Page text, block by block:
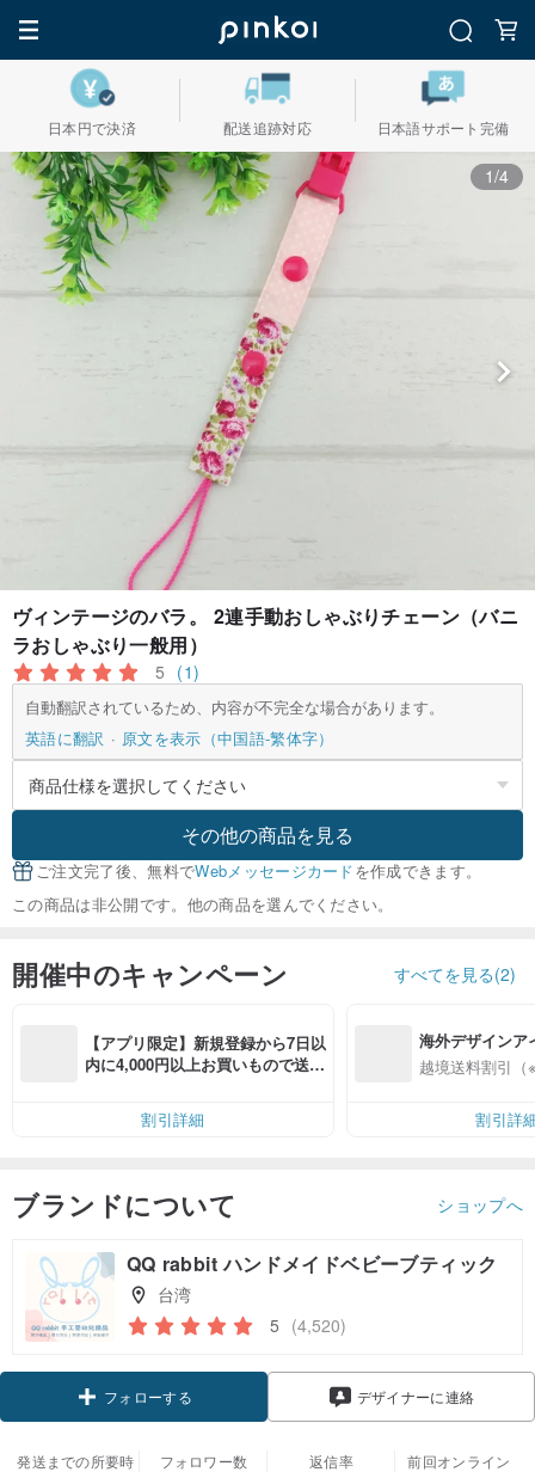
日本円で決済 配送追跡対応 日本語サポート完備
1/4
ヴィンテージのバラ。 2連手動おしゃぶりチェーン（バニ
ラおしゃぶり一般用）
5 (1)
自動翻訳されているため、内容が不完全な場合があります。
英語に翻訳
原文を表示（中国語-繁体字）
その他の商品を見る
ご注文完了後、無料でWebメッセージカードを作成できます。
この商品は非公開です。他の商品を選んでください。
開催中のキャンペーン すべてを見る(2)
【アプリ限定】新規登録から7日以
内に4,000円以上お買いもので送料
割引詳細
海外デザインア
入
越境送料割引（
割引詳
ブランドについて ショップへ
QQ rabbit ハンドメイドベビーブティック
台湾
5 (4,520)
フォローする
デザイナーに連絡
発送までの所要時
フォロワー数
返信率
前回オンライン